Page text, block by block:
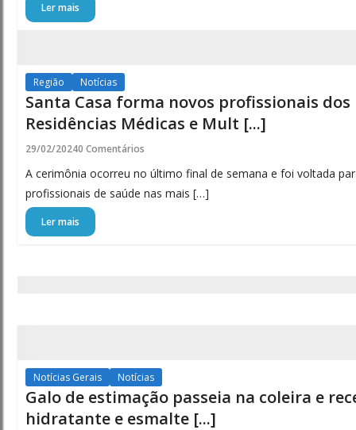
Ler mais
Região Notícias
Santa Casa forma novos profissionais dos
Residências Médicas e Mult [...]
29/02/20240 Comentários
A cerimônia ocorreu no último final de semana e foi voltada
profissionais de saúde nas mais […]
Ler mais
Notícias Gerais Notícias
Galo de estimação passeia na coleira e
hidratante e esmalte [...]